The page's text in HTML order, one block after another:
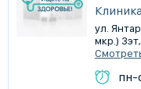
ул.
мкр.)
пн-